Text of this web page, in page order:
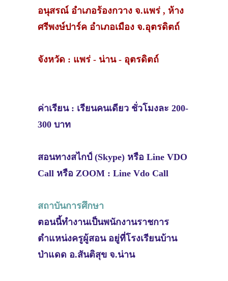
อนุสรณ์ อำเภอร้องกวาง จ.แพร่ , ห้าง
ศรีพงษ์ปาร์ค อำเภอเมือง จ.อุตรดิตถ์
จังหวัด : แพร่ - น่าน - อุตรดิตถ์
ค่าเรียน : เรียนคนเดียว ชั่วโมงละ 200-
300 บาท
สอนทางสไกป์ (Skype) หรือ Line VDO
Call หรือ ZOOM : Line Vdo Call
สถาบันการศึกษา
ตอนนี้ทำงานเป็นพนักงานราชการ
ตำแหน่งครูผู้สอน อยู่ที่โรงเรียนบ้าน
ป่าแดด อ.สันติสุข จ.น่าน